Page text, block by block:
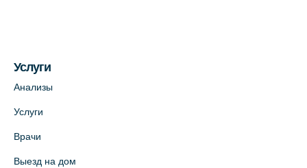
Медицинский центр на ул. Моисеенко, 5
+7 (812) 660-73-69
Услуги
Анализы
Услуги
Врачи
Выезд на дом